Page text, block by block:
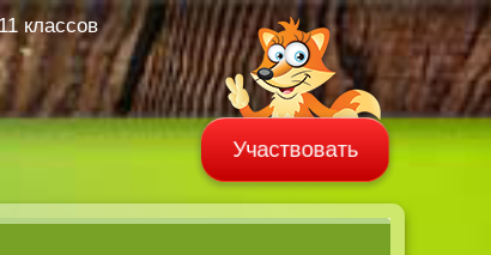
классов
Участвовать